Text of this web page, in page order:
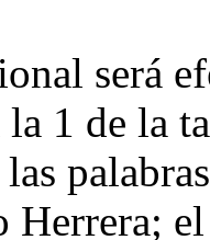
será
la 1 de la
Herrera;